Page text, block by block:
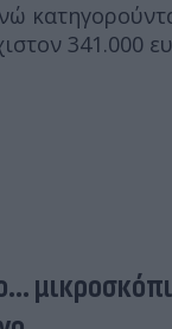
341.000